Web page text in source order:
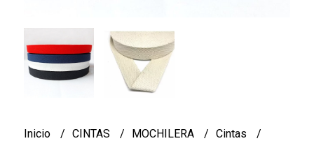
Inicio CINTAS MOCHILERA
Cintas